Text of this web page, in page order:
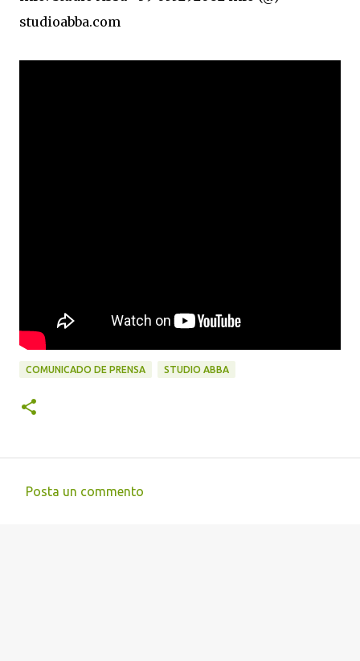
studioabba.com
COMUNICADO DE PRENSA STUDIO ABBA
Posta un commento